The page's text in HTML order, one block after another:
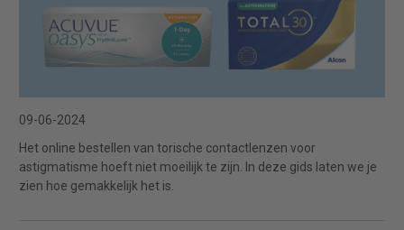
09-06-2024
Het online bestellen van torische contactlenzen voor
astigmatisme hoeft niet moeilijk te zijn. In deze gids laten we je
zien hoe gemakkelijk het is.